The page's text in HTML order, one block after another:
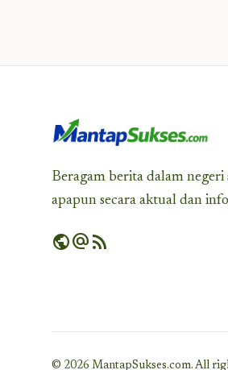
Beragam berita dalam
apapun secara aktual dan
publicalternate_emailrss_feed
© 2026 MantapSukses.com. All